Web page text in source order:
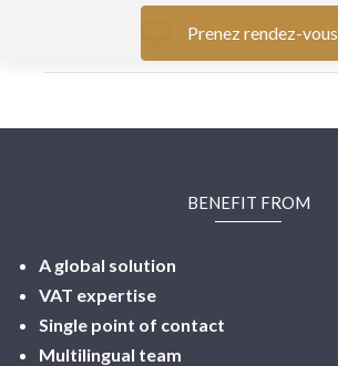
Prenez rendez-vous
BENEFIT FROM
A global solution
VAT expertise
Single point of contact
Multilingual team